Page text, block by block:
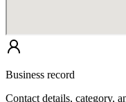
Business record
Contact details, category,